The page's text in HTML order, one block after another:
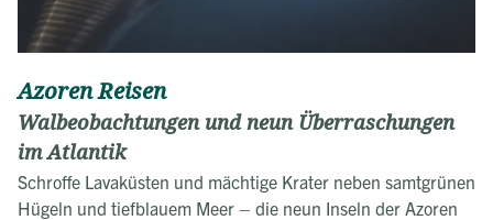
Azoren Reisen
Walbeobachtungen und neun Überraschungen
im Atlantik
Schroffe Lavaküsten und mächtige Krater neben samtgrünen
Hügeln und tiefblauem Meer – die neun Inseln der Azoren